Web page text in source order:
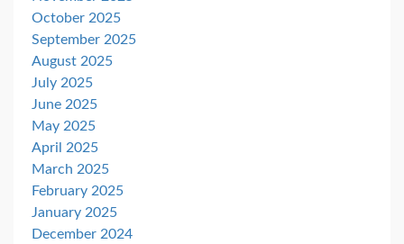
October 2025
September 2025
August 2025
July 2025
June 2025
May 2025
April 2025
March 2025
February 2025
January 2025
December 2024